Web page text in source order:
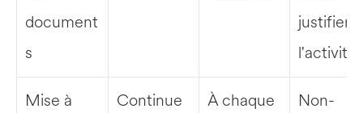
document
s
justifier
l'activité
Mise à
Continue
À chaque
Non-